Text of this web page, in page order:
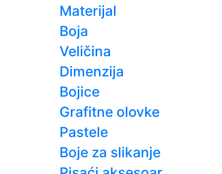
Materijal
Boja
Veličina
Dimenzija
Bojice
Grafitne olovke
Pastele
Boje za slikanje